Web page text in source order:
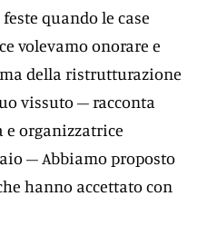
quando le case
volevamo onorare e
della ristrutturazione
vissuto – racconta
e organizzatrice
– Abbiamo proposto
hanno accettato con